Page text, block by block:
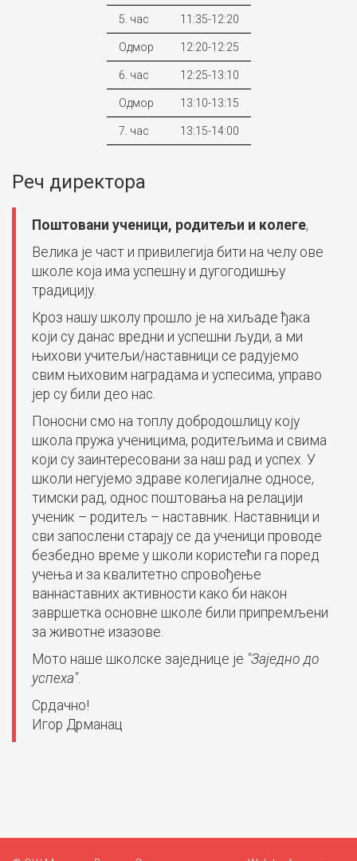
5. час 11:35-12:20
Одмор 12:20-12:25
6. час 12:25-13:10
Одмор 13:10-13:15
7. час 13:15-14:00
Реч директора
Поштовани ученици, родитељи и колеге,
Велика је част и привилегија бити на челу ове
школе која има успешну и дугогодишњу
традицију.
Кроз нашу школу прошло је на хиљаде ђака
који су данас вредни и успешни људи, а ми
њихови учитељи/наставници се радујемо
свим њиховим наградама и успесима, управо
јер су били део нас.
Поносни смо на топлу добродошлицу коју
школа пружа ученицима, родитељима и свима
који су заинтересовани за наш рад и успех. У
школи негујемо здраве колегијалне односе,
тимски рад, однос поштовања на релацији
ученик – родитељ – наставник. Наставници и
сви запослени старају се да ученици проводе
безбедно време у школи користећи га поред
учења и за квалитетно спровођење
ваннаставних активности како би након
завршетка основне школе били припремљени
за животне изазове.
Мото наше школске заједнице је "Заједно до
успеха".
Срдачно!
Игор Дрманац